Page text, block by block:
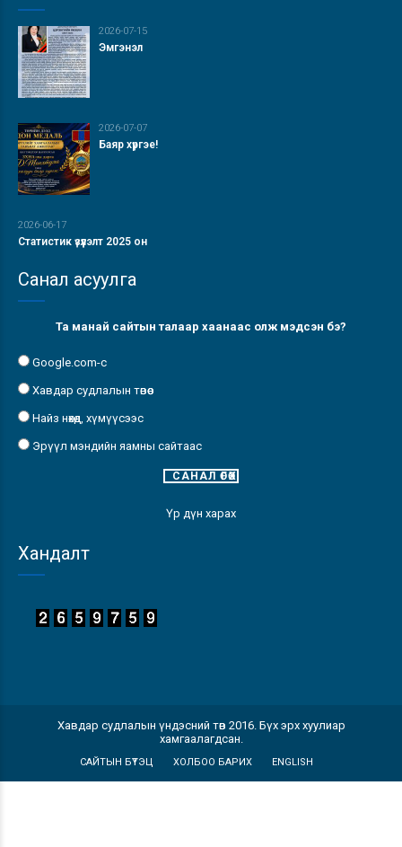
2026-07-15
Эмгэнэл
2026-07-07
Баяр хүргэе!
2026-06-17
Статистик үзүүлэлт 2025 он
Санал асуулга
Та манай сайтын талаар хаанаас олж мэдсэн бэ?
Google.com-с
Хавдар судлалын төвөөс
Найз нөхөд, хүмүүсээс
Эрүүл мэндийн яамны сайтаас
Үр дүн харах
Хандалт
Хавдар судлалын үндэсний төв 2016. Бүх эрх хуулиар
хамгаалагдсан.
САЙТЫН БҮТЭЦ ХОЛБОО БАРИХ ENGLISH